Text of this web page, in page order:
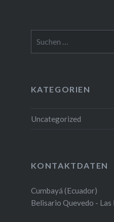
nach:
KATEGORIEN
Uncategorized
KONTAKTDATEN
Cumbayá (Ecuador)
Belisario Quevedo - Las